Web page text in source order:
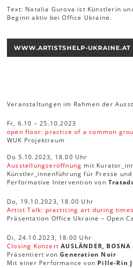
Text: Natalia Gurova ist Künstlerin
Beginn aktiv bei Office Ukraine.
WWW.ARTISTSHELP-UKRAINE.AT
Veranstaltungen im Rahmen der
Fr, 6.10 – 25.10.2023
open floor: practice of a common
WUK Projektraum
Do 5.10.2023, 18.00 Uhr
Ausstellungseröffnung mit
Künstler_innenführung für Presse
Performative Intervention von
Do, 19.10.2023, 18.00 Uhr
Artist Talk: practicing art during
Präsentation Office Ukraine – Open
Di, 24.10.2023, 18.00 Uhr
Closing Konzert AUSLÄNDER, BOSNA
Präsentiert vonGeneration Noir
Mit einer Performance von Pille-Rin